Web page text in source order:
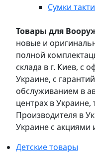
Сумки
Товары для
новые и
полной
склада в г. Киев, с
Украине, с
обслуживанием в
центрах в
Производителя в
Украине с акциями
Детские товары